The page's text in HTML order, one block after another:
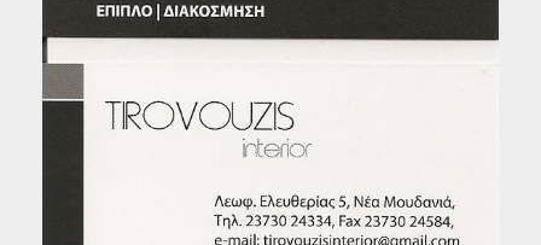
Βιβλία
Ειδήσεις
Παιχνίδια
Ραδιόφωνο